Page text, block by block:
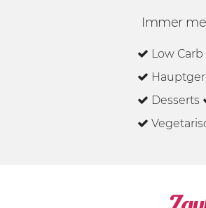
Immer
Low Carb
Desserts